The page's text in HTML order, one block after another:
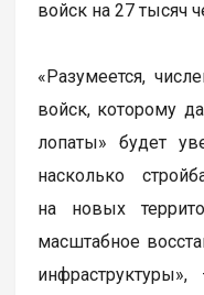
войск на 27 тысяч
«Разумеется,
войск, которому
лопаты» будет
насколько
на новых
масштабное